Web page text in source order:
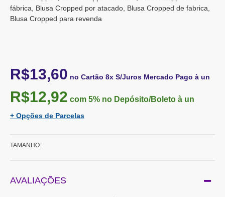
fábrica, Blusa Cropped por atacado, Blusa Cropped de fabrica,
Blusa Cropped para revenda
R$13,60 no Cartão 8x S/Juros Mercado Pago à un
R$12,92 com 5% no Depósito/Boleto à un
+ Opções de Parcelas
TAMANHO:
AVALIAÇÕES